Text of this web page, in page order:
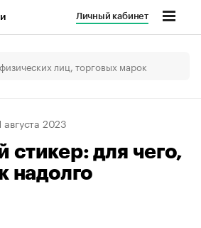
Личный кабинет
августа 2023
стикер: для чего,
надолго